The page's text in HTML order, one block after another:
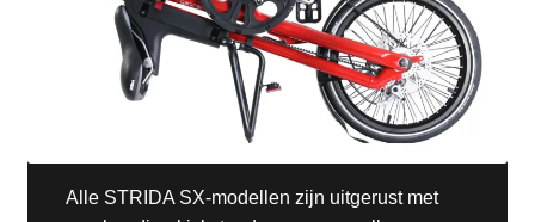
Alle STRIDA SX-modellen zijn uitgerust met